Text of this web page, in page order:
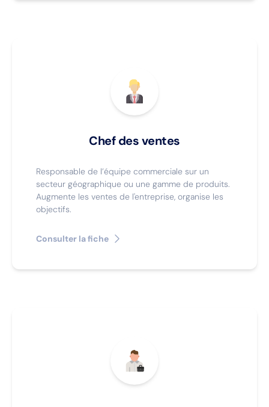
Chef des ventes
Responsable de l’équipe commerciale sur un
secteur géographique ou une gamme de produits.
Augmente les ventes de l'entreprise, organise les
objectifs.
Consulter la fiche